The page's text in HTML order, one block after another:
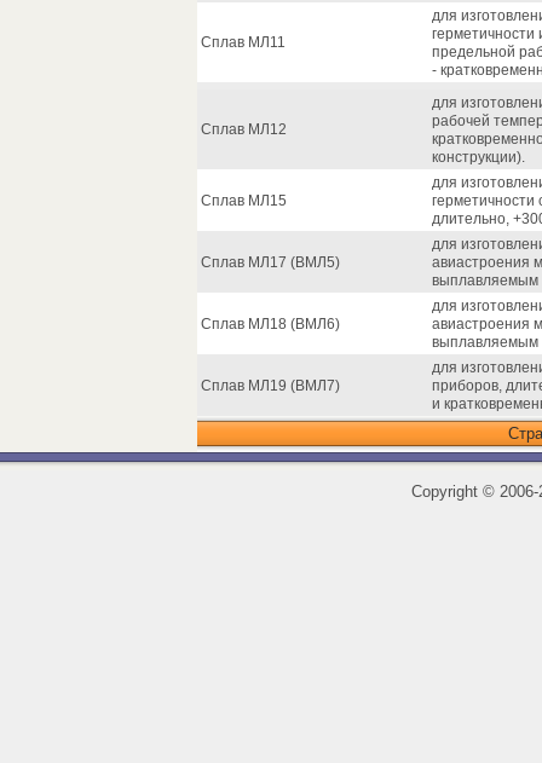
Сплав МЛ11
для
герметичности
предельной
-
Сплав МЛ12
для
рабочей
конструкции).
Сплав МЛ15
для
герметичности
длительно,
Сплав МЛ17 (ВМЛ5)
для
авиастроения
выплавляемым
Сплав МЛ18 (ВМЛ6)
для
авиастроения
выплавляемым
Сплав МЛ19 (ВМЛ7)
для
приборов,
и
Copyright ©